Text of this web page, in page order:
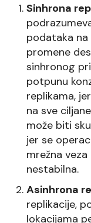
Sinhrona
podataka na
promene
sinhronog
potpunu
replikama,
na sve
može biti
jer se
mrežna
nestabilna.
Asinhrona
replikacije,
lokacijama